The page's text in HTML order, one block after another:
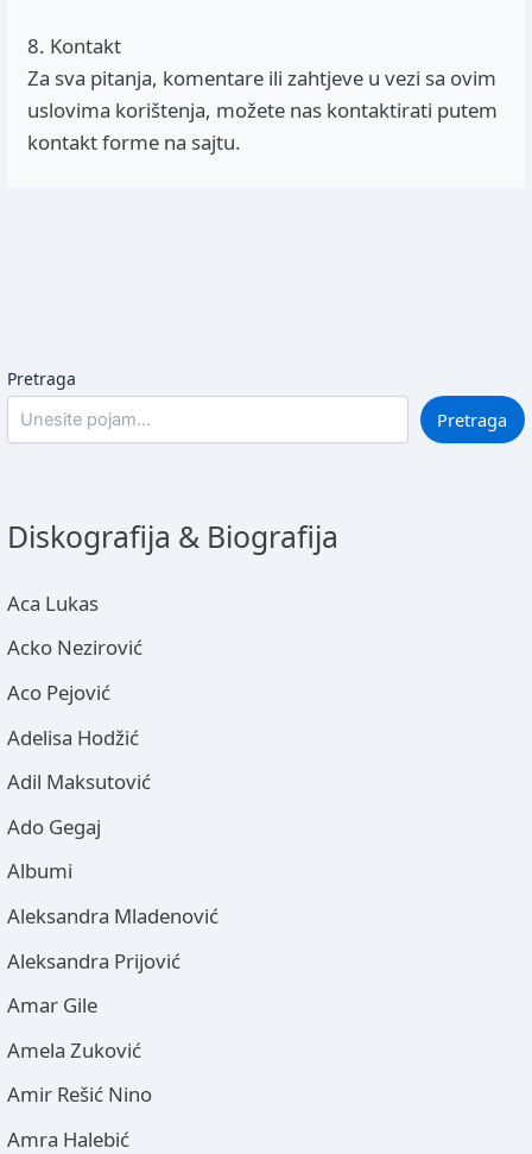
8. Kontakt
Za sva pitanja, komentare ili zahtjeve u vezi sa ovim
uslovima korištenja, možete nas kontaktirati putem
kontakt forme na sajtu.
Pretraga
Pretraga
Diskografija & Biografija
Aca Lukas
Acko Nezirović
Aco Pejović
Adelisa Hodžić
Adil Maksutović
Ado Gegaj
Albumi
Aleksandra Mladenović
Aleksandra Prijović
Amar Gile
Amela Zuković
Amir Rešić Nino
Amra Halebić